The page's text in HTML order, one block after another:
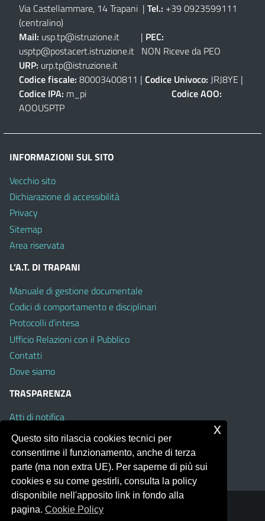
Via Castellammare, 14 Trapani | Tel.: +39 0923599111
(centralino)
Mail: usp.tp@istruzione.it | PEC:
usptp@postacert.istruzione.it NON Riceve da PEO
URP: urp.tp@istruzione.it
Codice fiscale: 80003400811 | Codice Univoco: JRJ8YE |
Codice IPA: m_pi Codice AOO:
AOOUSPTP
INFORMAZIONI SUL SITO
Vecchio sito
Dichiarazione di accessibilità
Privacy
Sitemap
Area riservata
L’A.T. DI TRAPANI
Manuale di gestione documentale
Codici di comportamento e disciplinari
Protocolli d’intesa
Ufficio Relazioni con il Pubblico
Contatti
Dove siamo
TRASPARENZA
Atti di notifica
Albo on line
Amministrazione Trasparente
Obiettivi di Accessibilità
Portale realizzato con la piattaforma
Questo sito rilascia cookies tecnici per
consentirne il funzionamento, anche di terza
parte (ma non extra UE). Per saperne di più sui
cookies e su come gestirli, consulta la policy
disponibile nell'apposito link in fondo alla
pagina.Cookie Policy
x